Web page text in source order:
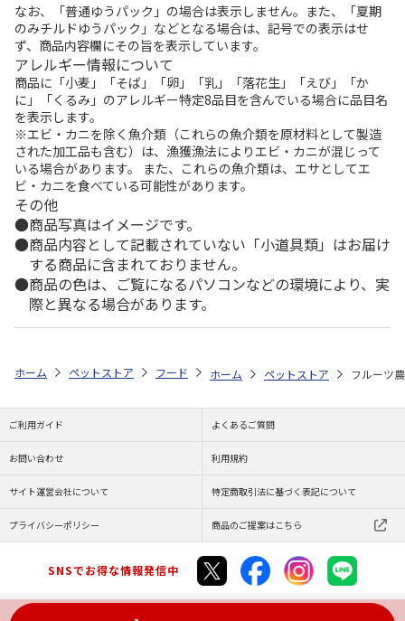
なお、「普通ゆうパック」の場合は表示しません。また、「夏期
のみチルドゆうパック」などとなる場合は、記号での表示はせ
ず、商品内容欄にその旨を表示しています。
アレルギー情報について
商品に「小麦」「そば」「卵」「乳」「落花生」「えび」「か
に」「くるみ」のアレルギー特定8品目を含んでいる場合に品目名
を表示します。
※エビ・カニを除く魚介類（これらの魚介類を原材料として製造
された加工品も含む）は、漁獲漁法によりエビ・カニが混じって
いる場合があります。 また、これらの魚介類は、エサとしてエ
ビ・カニを食べている可能性があります。
その他
商品写真はイメージです。
商品内容として記載されていない「小道具類」はお届け
する商品に含まれておりません。
商品の色は、ご覧になるパソコンなどの環境により、実
際と異なる場合があります。
ホーム ペットストア フード フード（昆虫用） クワガタムシ
ホーム ペットストア フルーツ
ご利用ガイド よくあるご質問
お問い合わせ 利用規約
サイト運営会社について 特定商取引法に基づく表記について
プライバシーポリシー 商品のご提案はこちら
SNSでお得な情報発信中